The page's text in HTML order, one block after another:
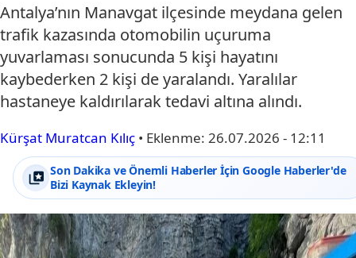
Antalya’nın Manavgat ilçesinde meydana gelen
trafik kazasında otomobilin uçuruma
yuvarlaması sonucunda 5 kişi hayatını
kaybederken 2 kişi de yaralandı. Yaralılar
hastaneye kaldırılarak tedavi altına alındı.
Kürşat Muratcan Kılıç • Eklenme: 26.07.2026 - 12:11
Son Dakika ve Önemli Haberler İçin Google Haberler'de
Bizi Kaynak Ekleyin!